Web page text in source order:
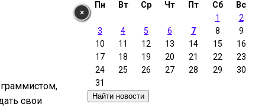
свои
×
Пн Вт Ср Чт Пт Сб
Вс
1
2
3
4 5 6 7 8
9
10
11 12 13 14 15
16
17
18 19 20 21 22
23
24
25 26 27 28 29
30
31